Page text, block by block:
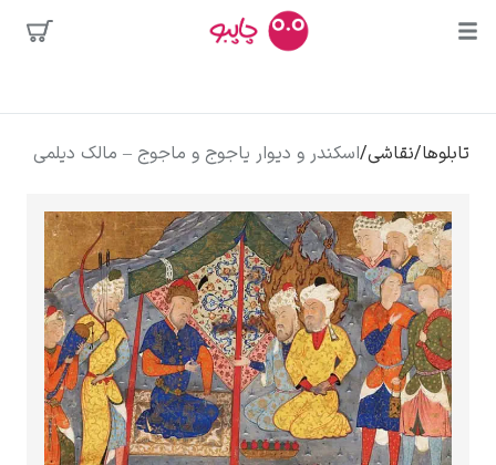
جستجوها
پیکاسو
سالوادور دالی
فریدا کالوا
محبوب‌ترین
هنرمندان
کلود مونه
تابلوها/نقاشی/اسکندر و دیوار یاجوج و ماجوج – مالک دیلمی